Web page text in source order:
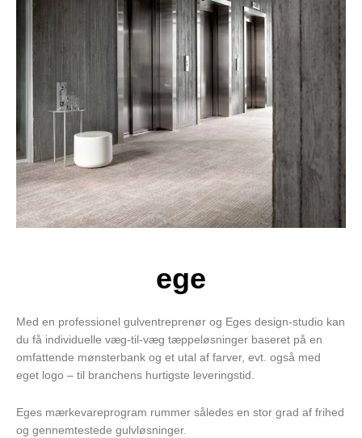
ege
Med en professionel gulventreprenør og Eges design-studio kan
du få individuelle væg-til-væg tæppeløsninger baseret på en
omfattende mønsterbank og et utal af farver, evt. også med
eget logo – til branchens hurtigste leveringstid.
Eges mærkevareprogram rummer således en stor grad af frihed
og gennemtestede gulvløsninger.